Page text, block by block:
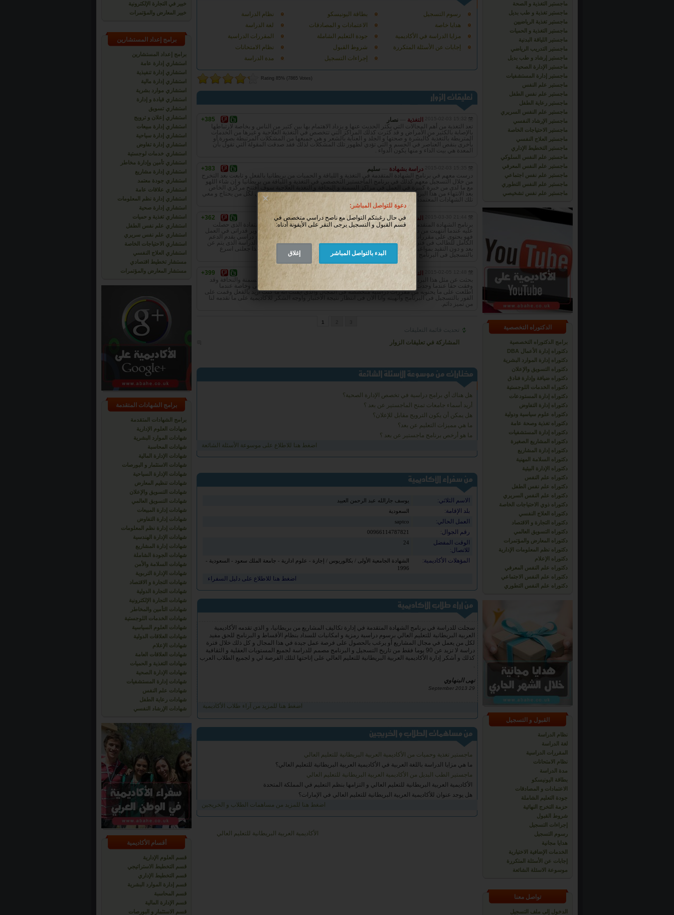
خبير في التجارة الإلكترونية
خبير المعارض والمؤتمرات
برامج إعداد المستشارين
برامج إعداد المستشارين
استشاري إدارة عامة
استشاري إدارة تنفيذية
استشاري إدارة مالية
استشاري موارد بشرية
استشاري قيادة و إدارة
استشاري تسويق
استشاري إعلان و ترويج
استشاري إدارة مبيعات
استشاري إدارة سياحية
استشاري إدارة تفاوض
استشاري خدمات لوجستية
استشاري تأمين وإدارة مخاطر
استشاري إدارة مشاريع
استشاري جودة معتمد
استشاري علاقات عامة
استشاري إدارة نظم المعلومات
استشاري إدارة صحية
استشاري تغذية و حميات
استشاري علم نفس الطفل
استشاري علم نفس سريري
استشاري الاحتياجات الخاصة
استشاري العلاج النفسي
مستشار تخطيط اقتصادي
مستشار المعارض والمؤتمرات
برامج الشهادات المتقدمة
برامج الشهادات المتقدمة
شهادات العلوم الإدارية
شهادات الموارد البشرية
شهادات المحاسبة
شهادات الإدارة المالية
شهادات الاستثمار و البورصات
شهادات الإدارة السياحية
شهادات تنظيم المعارض
شهادات التسويق والإعلان
شهادات التسويق العالمي
شهادات إدارة المبيعات
شهادات إدارة التفاوض
شهادات إدارة نظم المعلومات
شهادات الإدارة الهندسية
شهادات إدارة المشاريع
شهادات الجودة الشاملة
شهادات السلامة والأمن
شهادات الإدارة التربوية
شهادات التجارة و الاقتصاد
شهادات التجارة الدولية
شهادات التجارة الإلكترونية
شهادات التأمين والمخاطر
شهادات الخدمات اللوجستية
شهادات العلوم السياسية
شهادات العلاقات الدولية
شهادات الإعلام
شهادات العلاقات العامة
شهادات التغذية و الحميات
شهادات الإدارة الصحية
شهادات إدارة المستشفيات
شهادات علم النفس
شهادات رعاية الطفل
شهادات الإرشاد النفسي
أقسام الأكاديمية
قسم العلوم الإدارية
قسم التخطيط الاستراتيجي
قسم التخطيط الإداري
قسم إدارة الموارد البشرية
قسم المحاسبة
قسم الإدارة المالية
قسم الاستثمار و البورصات
رسوم التسجيل
هدايا خاصة
مزايا الدراسة في الأكاديمية
إجابات عن الأسئلة المتكررة
بطاقة اليونيسكو
الاعتمادات و المصادقات
جودة التعليم الشاملة
شروط القبول
إجراءات التسجيل
نظام الدراسة
لغة الدراسة
المقررات الدراسية
نظام الامتحانات
مدة الدراسة
Rating 85% (7865 Votes)
+385 التغذية نصار
تعد التغذية من أهم المجالات التي يكثر الحديث عنها و يزداد الاهتمام بها بين كثير من الناس و بخاصة لارتباطها
بالإصابة بالكثير من الأمراض و قد كثرت كذلك المراكز التي تتخصص في التغذية العلاجية و غيرها من الخدمات
المتربطة بالتغذية كالبشرة و صحتها و الجلد و العناية بالشعر و هي جميعها من المشكلات المرتبطة بصورة أو
بأخرى بنقص العناصر في الجسم و التي تؤدي لظهور تلك المشكلات لذلك فقد صدقت المقولة التي تقول بأن
المعدة هي بيت الداء و منها يكون الدواء .
+383 دراسة بشهادة سليم
درست معهم في برنامج الشهادة المتقدمة في التغذية و اللياقة و الحميات من بريطانيا بالفعل و تابعت بعد التخرج
من خلال التسجيل معهم كذلك في برنامج الماجستير التخصصي في التغذية و اللياقة من بريطانيا و إن شاء اللهو
مع ما لدى من خبرة كبيرة في العمل في مراكز السمنة و النحافة و التغذية العلاجية سوف أفتتح مركزي الخاص
بعد الانتهاء من هذا البرنامج الدراسي و أضم إليه عدد من الأجهزة و أنطلق نحو تقديم خدماتي لكل من يحتاج و معي
تلك الشهادات المعتمدة المتميزة من مختلف الهيئات و الجهات البريطانية المعتمدة .
+362 الشهادات المتقدمة في التغذية و الحميات —ايهاب احمد
برنامج الشهادة المتقدمة فى التغذية الصحية من البرامج التى انصح بدراستها نظرا لقدرالاستفادة الذى حصلت
عليه عندما انتهيت من دراسة البرنامج والتطور الملحوظ فى مهاراتى الذى ساعدنى فى تطوير قدراتى في العمل
فهو يحتوى على مقررات متخصصة وموضوعة بعناية وحرفية شديدة بالإضافة إلي وجود ناصح دراسي يقدم الدعم
الكامل للطالب فى فترة الدراسة مع إمكانية التواصل مع زملاء الدراسة بالإضافة إلى نظام الدراسة الذى يتم عن
بعد و دون التقيد بمواعيد محددة مع الحصول على عضوية البورد البريطاني للمحترفين كل هذا جعلنى اسرع
بالتسجيل فى البرنامج والانتهاء من دراسته.
+399 التغذية والحميات
بحثت عن مثل هذا البرنامج المتخصص فى التغذية والحميات حيث اننى امتلك مركز لعلاج السمنة والنحافة وقد
وفقت حقا عندما وجدت هذا البرنامج الذى تطرحه الاكاديمية العربية البريطانية للتعليم العالى وخاصة عندما
اطلعت على ما يحتويه من مقررات دراسية متخصصة فى المجال والذى ايقنت انه ما كنت اريد بالفعل وقمت على
الفور بالتسجيل فى البرنامج وانهيته وانا الان فى انتظار نتيجة الاختبار واوجه الشكر للاكاديمية على ما تقدمه لنا
من تميز دائم.
1
تحديث قائمة التعليقات
المشاركة في تعليقات الزوار
هل هناك أي برامج دراسية في تخصص الإدارة الصحية؟
أريد أسماء جامعات تمنح الماجستير عن بعد ؟
هل يمكن أن يكون الترويج مقابل للإعلان؟
ما هي مميزات التعليم عن بعد؟
ما هو أرخص برنامج ماجستير عن بعد ؟
اضغط هنا للاطلاع على موسوعة الأسئلة الشائعة
الاسم الثلاثي: يوسف جارالله عبد الرحمن العبيد
بلد الإقامة: السعودية
العمل الحالي: saptco
رقم الجوال: 00966114787821
الوقت المفضل
للاتصال:
24
المؤهلات الأكاديمية:
الشهادة الجامعية الأولى / بكالوريوس / إجازة - علوم ادارية - جامعة الملك سعود - السعودية -
1996
اضغط هنا للاطلاع على دليل السفراء
سجلت للدراسة في برنامج الشهادة المتقدمة في إدارة تكاليف المشاريع من بريطانيا، و الذي تقدمه الأكاديمية
العربية البريطانية للتعليم العالي برسوم دراسية رمزية و امكانيات للسداد بنظام الأقساط و البرنامج للحق مفيد
لكل من يعمل في مجال المشاريع أو يرغب بالحصول على فرصة عمل جيدة في هذا المجال و كل ذلك خلال فترة
دراسة لا تزيد عن 90 يوما فقط من تاريخ التسجيل و البرنامج مصمم للدراسة لجميع المستويات العقلية و الثقافية
كذلك و أشكر إدارة الأكاديمية العربية البريطانية للتعليم العالي على إتاحتها لتلك الفرصة لي و لجميع الطلاب العرب
نهى البنهاوي
29 September 2013
أعجبني كثيرا التسجيل و الدراسة في برنامج الشهادة المتقدمة في أصول الإدارة الصحية من بريطانيا، و الذي تقدمه
الأكاديمية العربية البريطانية للتعليم العالي، من ضمن مجموعة برامج الشهادات المتقدمة و هى مجموعة برامج
متميزة و لا شك و بخاصة و أنها مقدمة من هيئة عريقة كهيئة البورد البريطاني للمحترفين و التي يتهافت للحصول
على شهاداتها العديد من المهنيين المحترفين على مستوى العالم واتمني التوفيق للجميع
اضغط هنا للمزيد من آراء طلاب الأكاديمية
ماجستير تغذية وحميات من الأكاديمية العربية البريطانية للتعليم العالي
ما هي مزايا الدراسة باللغة العربية في الأكاديمية العربية البريطانية للتعليم العالي؟
ماجستير الطب البديل من الأكاديمية العربية البريطانية للتعليم العالي
الأكاديمية العربية البريطانية للتعليم العالي و التزامها بنظم التعليم في المملكة المتحدة
هل يوجد عنوان للأكاديمية العربية البريطانية للتعليم العالي في الإمارات؟
اضغط هنا للمزيد من مساهمات الطلاب و الخريجين
ماجستير التغذية و الصحة
ماجستير تغذية و طب بديل
ماجستير تغذية الرياضيين
ماجستير التغذية و الحميات
ماجستير اللياقة البدنية
ماجستير التدريب الرياضي
ماجستير إرشاد و طب بديل
ماجستير الإدارة الصحية
ماجستير إدارة المستشفيات
ماجستير علم النفس
ماجستير علم نفس الطفل
ماجستير رعاية الطفل
ماجستير علم النفس السريري
ماجستير الإرشاد النفسي
ماجستير الاحتياجات الخاصة
ماجستير العلاج النفسي
ماجستير التخطيط الإداري
ماجستير علم النفس السلوكي
ماجستير علم النفس المعرفي
ماجستير علم نفس اجتماعي
ماجستير علم النفس التطوري
ماجستير علم نفس تشخيصي
الدكتوراه التخصصية
برامج الدكتوراه التخصصية
دكتوراه إدارة الأعمال DBA
دكتوراه إدارة الموارد البشرية
دكتوراه التسويق والإعلان
دكتوراه ضيافة وإدارة فنادق
دكتوراه الخدمات اللوجستية
دكتوراه إدارة المستودعات
دكتوراه إدارة التفاوض
دكتوراه علوم سياسية ودولية
دكتوراه تغذية وصحة عامة
دكتوراه إدارة المستشفيات
دكتوراه المشاريع الصغيرة
دكتوراه إدارة المشاريع
دكتوراه السلامة المهنية
دكتوراه الإدارة البيئية
دكتوراه علم النفس
دكتوراه علم نفس الطفل
دكتوراه علم النفس السريري
دكتوراه ذوي الاحتياجات الخاصة
دكتوراه العلاج النفسي
دكتوراه التجارة و الاقتصاد
دكتوراه التسويق العالمي
دكتوراه المعارض والمؤتمرات
دكتوراه نظم المعلومات الإدارية
دكتوراه الإعلام
دكتوراه علم النفس المعرفي
دكتوراه علم النفس الاجتماعي
دكتوراه علم النفس التطوري
القبول و التسجيل
نظام الدراسة
لغة الدراسة
المقررات الدراسية
نظام الامتحانات
مدة الدراسة
بطاقة اليونيسكو
الاعتمادات و المصادقات
جودة التعليم الشاملة
حزمة التخرج النهائية
شروط القبول
إجراءات التسجيل
رسوم التسجيل
هدايا مجانية
الخدمات الإضافية الاختيارية
إجابات عن الأسئلة المتكررة
موسوعة الاسئلة الشائعة
تواصل معنا
الدخول إلى ملف التسجيل
×
دعوة للتواصل المباشر:
في حال رغبتكم التواصل مع ناصح دراسي متخصص في
قسم القبول و التسجيل يرجى النقر على الأيقونة أدناه:
البدء بالتواصل المباشر إغلاق